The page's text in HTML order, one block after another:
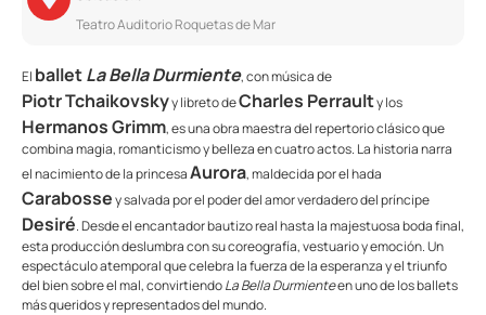
Teatro Auditorio Roquetas de Mar
El balletLa Bella Durmiente, con música de
Piotr Tchaikovskyy libreto deCharles Perraulty los
Hermanos Grimm, es una obra maestra del repertorio clásico que
combina magia, romanticismo y belleza en cuatro actos. La historia narra
el nacimiento de la princesaAurora, maldecida por el hada
Carabossey salvada por el poder del amor verdadero del príncipe
Desiré. Desde el encantador bautizo real hasta la majestuosa boda final,
esta producción deslumbra con su coreografía, vestuario y emoción. Un
espectáculo atemporal que celebra la fuerza de la esperanza y el triunfo
del bien sobre el mal, convirtiendoLa Bella Durmienteen uno de los ballets
más queridos y representados del mundo.